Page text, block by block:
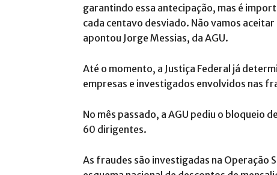
garantindo essa antecipação, mas é
cada centavo desviado. Não vamos
apontou Jorge Messias, da AGU.
Até o momento, a Justiça Federal já
empresas e investigados envolvidos nas
No mês passado, a AGU pediu o bloqueio
60 dirigentes.
As fraudes são investigadas na Operação